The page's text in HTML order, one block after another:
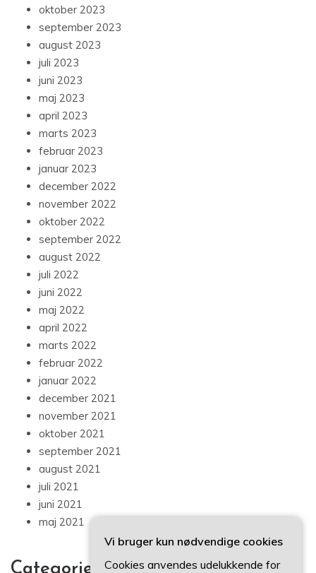
oktober 2023
september 2023
august 2023
juli 2023
juni 2023
maj 2023
april 2023
marts 2023
februar 2023
januar 2023
december 2022
november 2022
oktober 2022
september 2022
august 2022
juli 2022
juni 2022
maj 2022
april 2022
marts 2022
februar 2022
januar 2022
december 2021
november 2021
oktober 2021
september 2021
august 2021
juli 2021
juni 2021
maj 2021
Vi bruger kun nødvendige cookies
Cookies anvendes udelukkende for